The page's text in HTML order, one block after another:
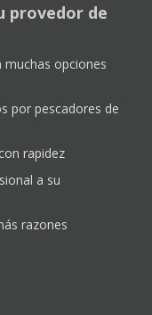
provedor de
muchas opciones
por pescadores de
rapidez
a su
razones